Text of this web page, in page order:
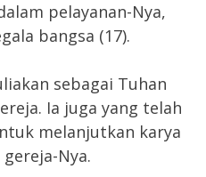
pelayanan-Nya,
bangsa (17).
sebagai Tuhan
Ia juga yang telah
melanjutkan karya
Nya.